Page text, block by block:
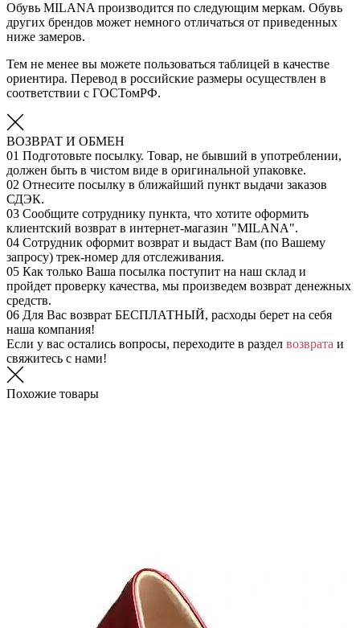
Обувь MILANA производится по следующим меркам. Обувь
других брендов может немного отличаться от приведенных
ниже замеров.
Тем не менее вы можете пользоваться таблицей в качестве
ориентира. Перевод в российские размеры осуществлен в
соответствии с ГОСТомРФ.
ВОЗВРАТ И ОБМЕН
01 Подготовьте посылку. Товар, не бывший в употреблении,
должен быть в чистом виде в оригинальной упаковке.
02 Отнесите посылку в ближайший пункт выдачи заказов
СДЭК.
03 Сообщите сотруднику пункта, что хотите оформить
клиентский возврат в интернет-магазин "MILANA".
04 Сотрудник оформит возврат и выдаст Вам (по Вашему
запросу) трек-номер для отслеживания.
05 Как только Ваша посылка поступит на наш склад и
пройдет проверку качества, мы произведем возврат денежных
средств.
06 Для Вас возврат БЕСПЛАТНЫЙ, расходы берет на себя
наша компания!
Если у вас остались вопросы, переходите в раздел возврата и
свяжитесь с нами!
Похожие товары